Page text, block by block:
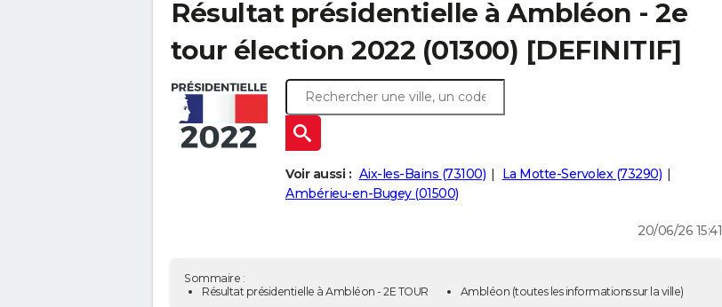
Résultat présidentielle à Ambléon - 2e
tour élection 2022 (01300) [DEFINITIF]
Voir aussi : Aix-les-Bains (73100)
La Motte-Servolex (73290)
Ambérieu-en-Bugey (01500)
20/06/26 15:41
Sommaire :
Résultat présidentielle à Ambléon - 2E TOUR
Ambléon (toutes les informations sur la ville)